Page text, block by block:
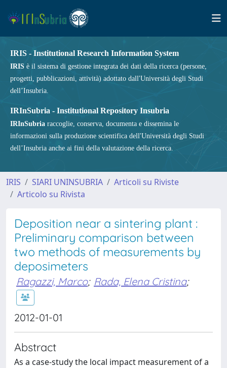
IRIS - Institutional Research Information System
IRIS è il sistema di gestione integrata dei dati della ricerca (persone,
progetti, pubblicazioni, attività) adottato dall'Università degli Studi
dell’Insubria.
IRInSubria - Institutional Repository Insubria
IRInSubria raccoglie, conserva, documenta e dissemina le
informazioni sulla produzione scientifica dell'Università degli Studi
dell’Insubria anche ai fini della valutazione della ricerca.
IRIS SIARI UNINSUBRIA
Articoli su Riviste
Articolo su Rivista
Deposition near a sintering plant :
Preliminary comparison between
two methods of measurements by
deposimeters
Ragazzi, Marco; Rada, Elena Cristina;
2012-01-01
Abstract
As a case-study the local impact measurement of a